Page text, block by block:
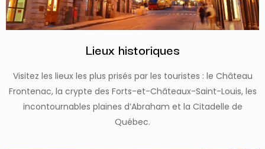
Lieux historiques
Visitez les lieux les plus prisés par les touristes : le Château
Frontenac, la crypte des Forts-et-Châteaux-Saint-Louis, les
incontournables plaines d’Abraham et la Citadelle de
Québec.